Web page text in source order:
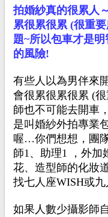
拍婚紗真的很累人
累很累很累 (很重
題~所以包車才是
的風險!
有些人以為男伴來
會很累很累很累 (
師也不可能去開車
是叫婚紗外拍專業
喔…你們想想，團
師1、助理1 ，外加
花、造型師的化妝
找七人座WISH或
如果人數少攝影師